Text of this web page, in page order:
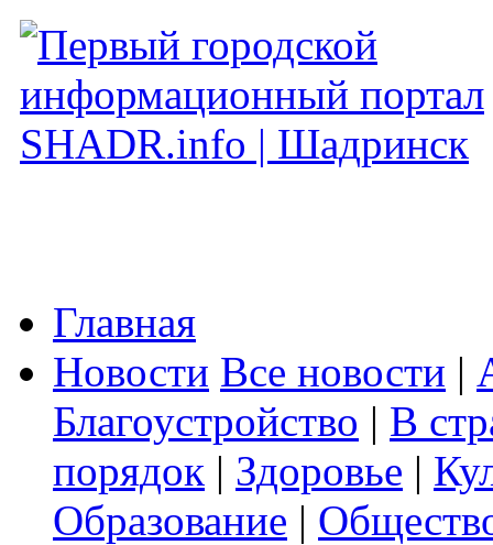
Главная
Новости Все новости |
Благоустройство | В
порядок | Здоровье |
Образование |